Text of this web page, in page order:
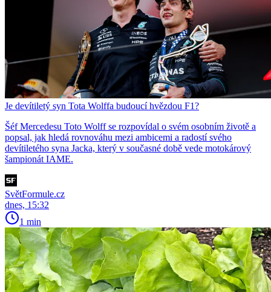
Je devítiletý syn Tota Wolffa budoucí hvězdou F1?
Šéf Mercedesu Toto Wolff se rozpovídal o svém osobním životě a
popsal, jak hledá rovnováhu mezi ambicemi a radostí svého
devítiletého syna Jacka, který v současné době vede motokárový
šampionát IAME.
SvětFormule.cz
dnes, 15:32
1 min